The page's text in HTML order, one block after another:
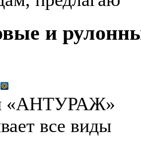
и
«АНТУРАЖ»
все виды